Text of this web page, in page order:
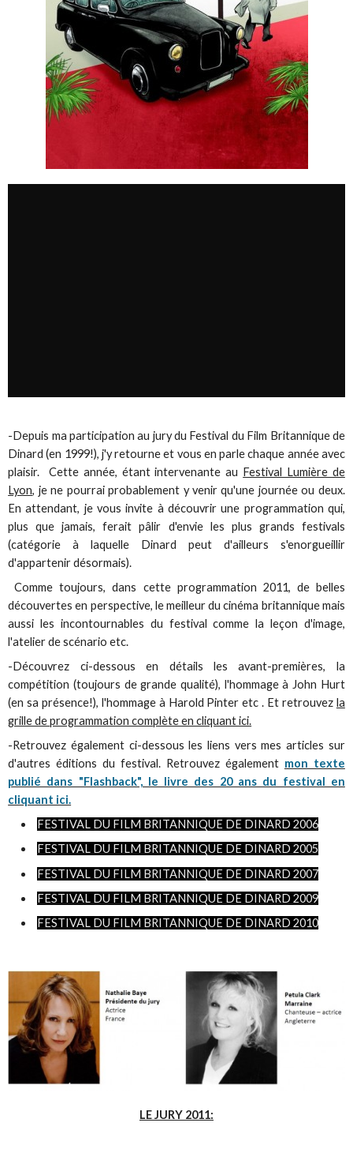
-Depuis ma participation au jury du Festival du Film Britannique de
Dinard (en 1999!), j'y retourne et vous en parle chaque année avec
plaisir. Cette année, étant intervenante au Festival Lumière de
Lyon, je ne pourrai probablement y venir qu'une journée ou deux.
En attendant, je vous invite à découvrir une programmation qui,
plus que jamais, ferait pâlir d'envie les plus grands festivals
(catégorie à laquelle Dinard peut d'ailleurs s'enorgueillir
d'appartenir désormais).
Comme toujours, dans cette programmation 2011, de belles
découvertes en perspective, le meilleur du cinéma britannique mais
aussi les incontournables du festival comme la leçon d'image,
l'atelier de scénario etc.
-Découvrez ci-dessous en détails les avant-premières, la
compétition (toujours de grande qualité), l'hommage à John Hurt
(en sa présence!), l'hommage à Harold Pinter etc . Et retrouvez la
grille de programmation complète en cliquant ici.
-Retrouvez également ci-dessous les liens vers mes articles sur
d'autres éditions du festival. Retrouvez également mon texte
publié dans "Flashback", le livre des 20 ans du festival en
cliquant ici.
FESTIVAL DU FILM BRITANNIQUE DE DINARD 2006
FESTIVAL DU FILM BRITANNIQUE DE DINARD 2005
FESTIVAL DU FILM BRITANNIQUE DE DINARD 2007
FESTIVAL DU FILM BRITANNIQUE DE DINARD 2009
FESTIVAL DU FILM BRITANNIQUE DE DINARD 2010
LE JURY 2011: